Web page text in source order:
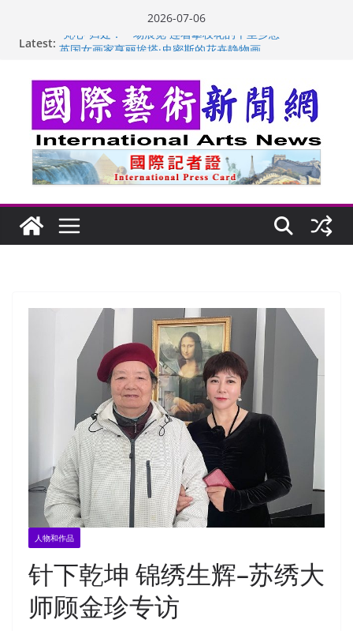
2026-07-06
Latest: “梵心”归处：一场展览 连着攀枝花的千里乡愁
美国人
玛丽安娜·卡拉切娃的绘画：幽默和难以言喻的快乐
苏方 ：“字”得其乐
人物和作品
针下乾坤 锦绣生辉–苏绣大
师顾金珍专访